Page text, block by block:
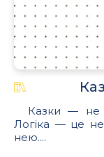
Казки — не
Логіка — це не
нею....